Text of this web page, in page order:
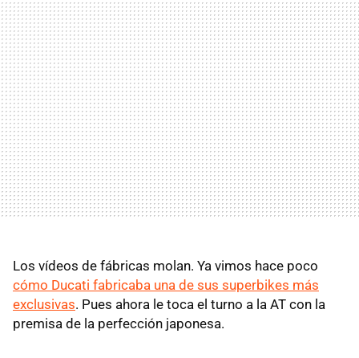
Los vídeos de fábricas molan. Ya vimos hace poco
cómo Ducati fabricaba una de sus superbikes más
exclusivas. Pues ahora le toca el turno a la AT con la
premisa de la perfección japonesa.